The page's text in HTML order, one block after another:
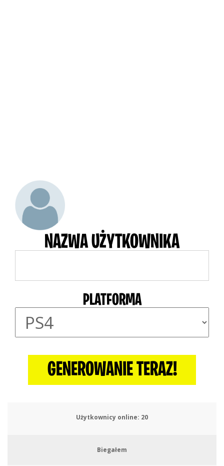
NAZWA UŻYTKOWNIKA
PLATFORMA
GENEROWANIE TERAZ!
Użytkownicy online: 24
Biegałem